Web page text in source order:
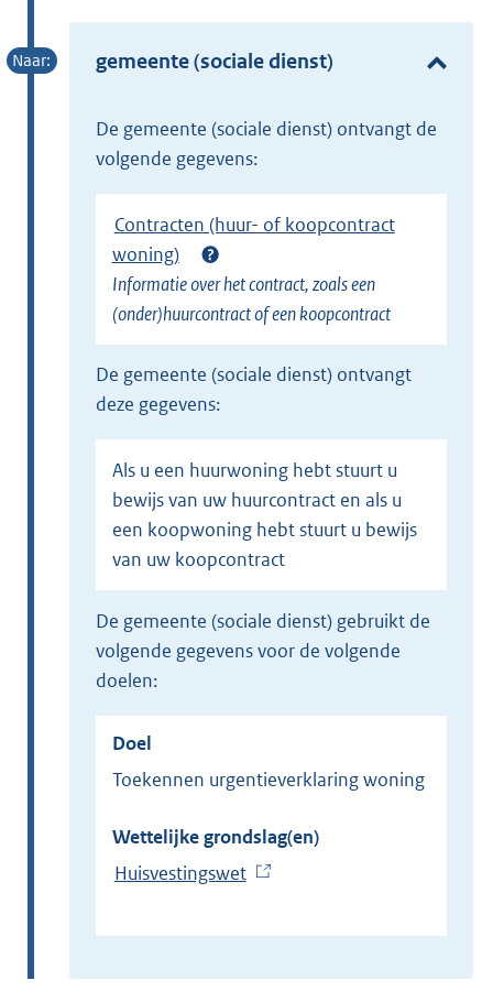
gemeente (sociale dienst)
de gemeente (sociale dienst) ontvangt de
volgende gegevens:
Contracten (huur- of koopcontract
woning)
Informatie over het contract, zoals een
(onder)huurcontract of een koopcontract
de gemeente (sociale dienst) ontvangt
deze gegevens:
Als u een huurwoning hebt stuurt u
bewijs van uw huurcontract en als u
een koopwoning hebt stuurt u bewijs
van uw koopcontract
de gemeente (sociale dienst) gebruikt de
volgende gegevens voor de volgende
doelen:
Doel
Toekennen urgentieverklaring woning
Wettelijke grondslag(en)
Huisvestingswet(
x